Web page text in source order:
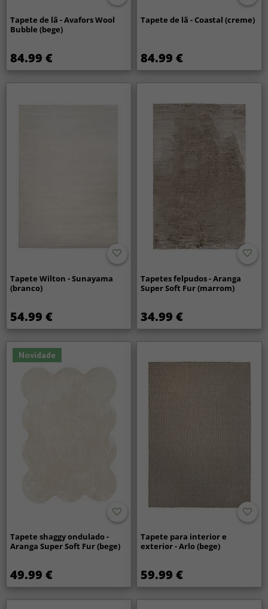
Tapete de lã - Avafors Wool
Bubble (bege)
84.99 €
Tapete de lã - Coastal (creme)
84.99 €
Tapete Wilton - Sunayama
(branco)
54.99 €
Tapetes felpudos - Aranga
Super Soft Fur (marrom)
34.99 €
Novidade
Tapete shaggy ondulado -
Aranga Super Soft Fur (bege)
49.99 €
Tapete para interior e
exterior - Arlo (bege)
59.99 €